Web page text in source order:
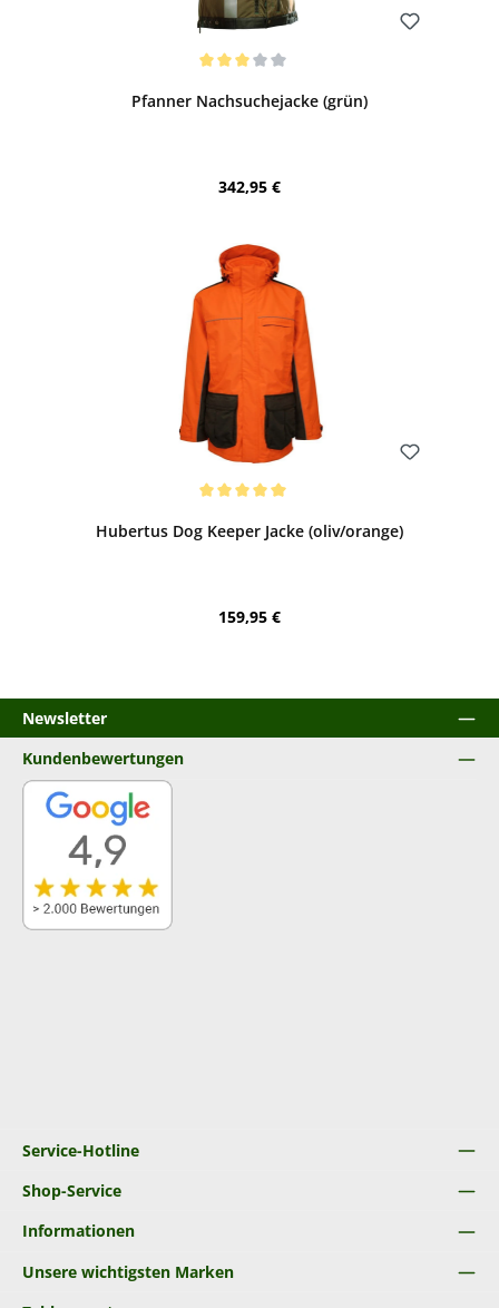
Pfanner Nachsuchejacke (grün)
Regulärer Preis:
342,95 €
Hubertus Dog Keeper Jacke (oliv/orange)
Regulärer Preis:
159,95 €
Newsletter
Service-Hotline
Shop-Service
Informationen
Unsere wichtigsten Marken
Kundenbewertungen